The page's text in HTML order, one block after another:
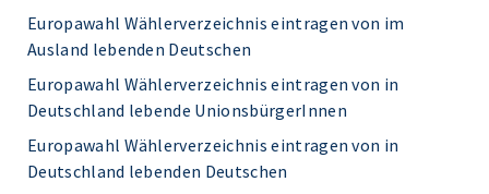
Europawahl Wählerverzeichnis eintragen von im
Ausland lebenden Deutschen
Europawahl Wählerverzeichnis eintragen von in
Deutschland lebende UnionsbürgerInnen
Europawahl Wählerverzeichnis eintragen von in
Deutschland lebenden Deutschen